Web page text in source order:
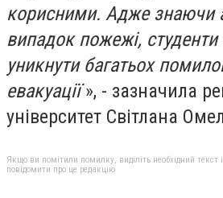
корисними. Адже знаючи
випадок пожежі,
уникнути багатьох
евакуації», - зазначила
університет Світлана
Якщо ви помітили помилку, виділіть необхідний текст
повідомити про це редакцію